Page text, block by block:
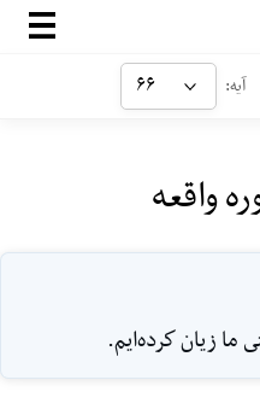
آیه: ۶۶
ما زيان كرده‌ايم.